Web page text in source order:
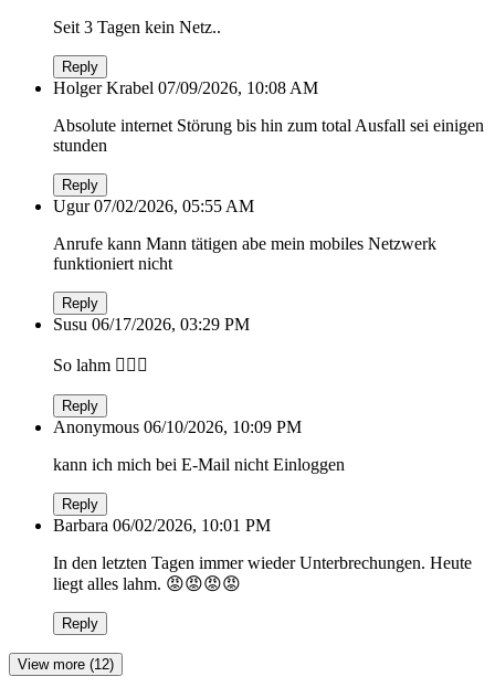
Seit 3 Tagen kein Netz..
Reply
Holger Krabel 07/09/2026, 10:08 AM
Absolute internet Störung bis hin zum total Ausfall sei einigen
stunden
Reply
Ugur 07/02/2026, 05:55 AM
Anrufe kann Mann tätigen abe mein mobiles Netzwerk
funktioniert nicht
Reply
Susu 06/17/2026, 03:29 PM
So lahm 🤦🏻‍♀️
Reply
Anonymous 06/10/2026, 10:09 PM
kann ich mich bei E-Mail nicht Einloggen
Reply
Barbara 06/02/2026, 10:01 PM
In den letzten Tagen immer wieder Unterbrechungen. Heute
liegt alles lahm. 😡😡😡😡
Reply
View more (12)